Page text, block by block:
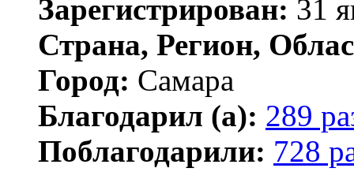
Зарегистрирован: 31
Страна, Регион,
Город: Самара
Благодарил (а): 289
Поблагодарили: 728